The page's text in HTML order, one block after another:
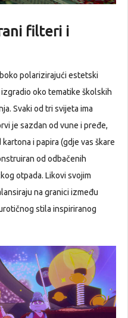
filteri i
polarizirajući estetski
oko tematike školskih
Svaki od tri svijeta ima
je sazdan od vune i pređe,
i papira (gdje vas škare
od odbačenih
otpada. Likovi svojim
na granici između
stila inspiriranog